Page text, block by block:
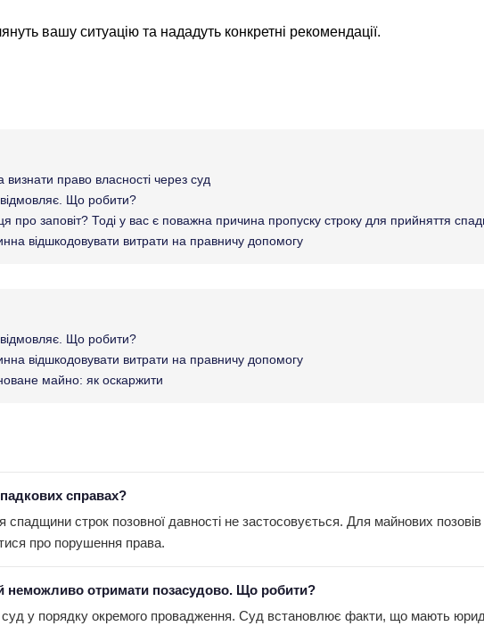
вашу ситуацію та нададуть конкретні рекомендації.
право власності через суд
Що робити?
про заповіт? Тоді у вас є поважна причина пропуску строку для прийняття
відшкодовувати витрати на правничу допомогу
Що робити?
відшкодовувати витрати на правничу допомогу
майно: як оскаржити
справах?
строк позовної давності не застосовується. Для майнових позовів
про порушення права.
неможливо отримати позасудово. Що робити?
у порядку окремого провадження. Суд встановлює факти, що мають